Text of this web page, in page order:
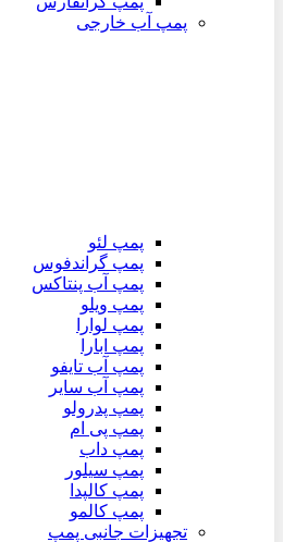
پمپ آب خارجی
پمپ لئو
پمپ گراندفوس
پمپ آب پنتاکس
پمپ ویلو
پمپ لوارا
پمپ ابارا
پمپ آب تایفو
پمپ آب سایر
پمپ پدرولو
پمپ پی ام
پمپ داب
پمپ سیلور
پمپ کالپدا
پمپ کالمو
تجهیزات جانبی پمپ